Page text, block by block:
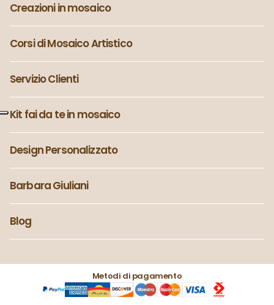
Creazioni in mosaico
Corsi di Mosaico Artistico
Servizio Clienti
Kit fai da te in mosaico
Design Personalizzato
Barbara Giuliani
Blog
Metodi di pagamento